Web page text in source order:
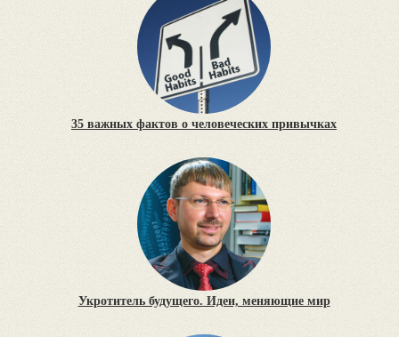
35 важных фактов о человеческих привычках
Укротитель будущего. Идеи, меняющие мир